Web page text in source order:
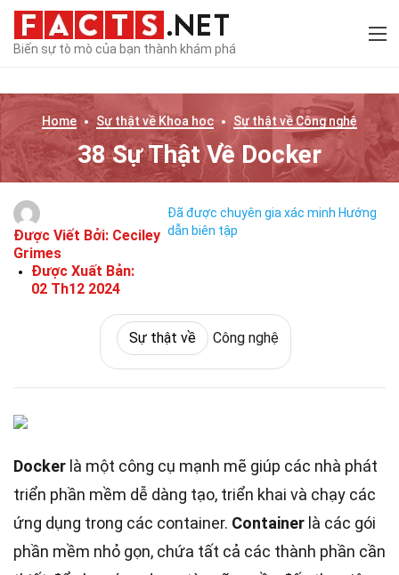
Biến sự tò mò của bạn thành khám phá
Home Sự thật về Khoa học Sự thật vềCông nghệ
38 Sự Thật Về Docker
Được Viết Bởi: Ceciley
Grimes
Được Xuất Bản:
02 Th12 2024
Đã được chuyên gia xác minh Hướng
dẫn biên tập
Sự thật về Công nghệ
Docker là một công cụ mạnh mẽ giúp các nhà phát
triển phần mềm dễ dàng tạo, triển khai và chạy các
ứng dụng trong các container. Container là các gói
phần mềm nhỏ gọn, chứa tất cả các thành phần cần